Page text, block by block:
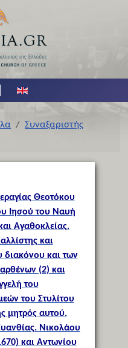
τη γλώσσα σας
Συναξαριστής
Θεοτόκου
Ιησού του Ναυή
Αγαθοκλείας.
και
διακόνου και των
(2) και
του
του Στυλίτου
μητρός αυτού.
Νικολάου
και Αντωνίου